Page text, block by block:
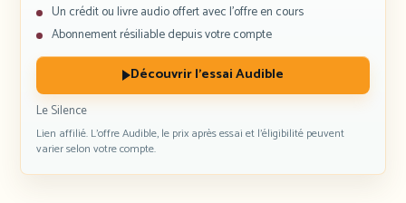
Un crédit ou livre audio offert avec l’offre en cours
Abonnement résiliable depuis votre compte
Découvrir l’essai Audible
Le Silence
Lien affilié. L’offre Audible, le prix après essai et l’éligibilité peuvent
varier selon votre compte.